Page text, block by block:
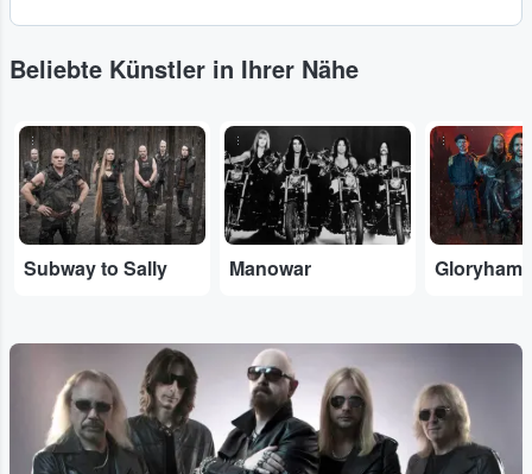
Beliebte Künstler in Ihrer Nähe
...
Subway to Sally
...
Manowar
...